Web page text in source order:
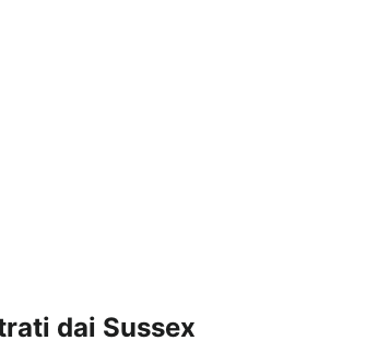
dai Sussex